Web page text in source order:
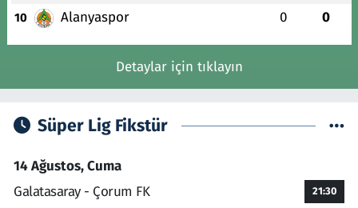
10 Alanyaspor 0 0
Detaylar için tıklayın
Süper Lig Fikstür
14 Ağustos, Cuma
Galatasaray - Çorum FK
21:30